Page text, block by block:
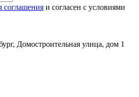
соглашения и согласен с условиями
Домостроительная улица, дом 1